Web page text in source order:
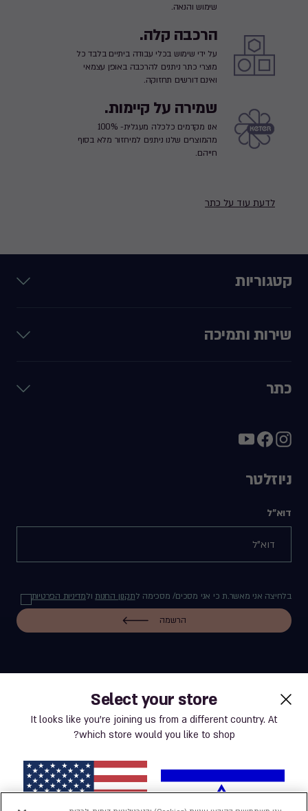
Select your store
It looks like you’re joining us from a different country. At
which store would you like to shop?
שימוש והנאה.
הרכבה קלה.
על ידי שימוש בכלי עבודה ביתיים בלבד כל
מוצרי כתר ניתנים להרכבה באופן עצמאי
ואינם דורשים תחזוקה.
שמירה על קיימות.
אנו מקדמים כלכלה מעגלית- 100%
מהמוצרים שלנו ניתנים למיחזור מלא בסוף
חייהם.
לדעת עוד על כתר
קטגוריות
שירות ותמיכה
כתר
ניוזלטר
דוא"ל
בלחיצה אני מאשר.ת כי אני מסכים/ מסכימה לתקנון החנותולמדיניות הפרטיות
הרשמה
label.payment
תנאי שימוש באתר